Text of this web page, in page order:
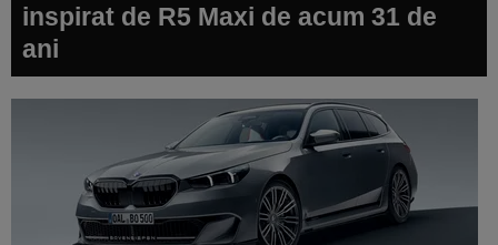
inspirat de R5 Maxi de acum 31 de
ani